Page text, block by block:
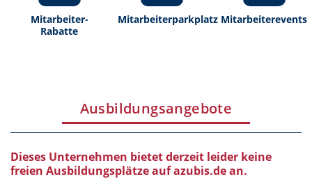
Mitarbeiter-
Rabatte
Mitarbeiterparkplatz Mitarbeiterevents
Ausbildungsangebote
Dieses Unternehmen bietet derzeit leider keine
freien Ausbildungsplätze auf azubis.de an.